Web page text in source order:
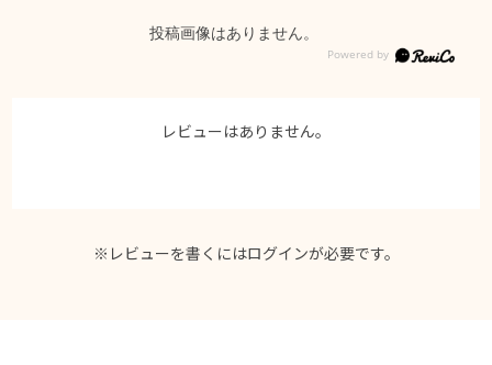
投稿画像はありません。
レビューはありません。
※レビューを書くにはログインが必要です。